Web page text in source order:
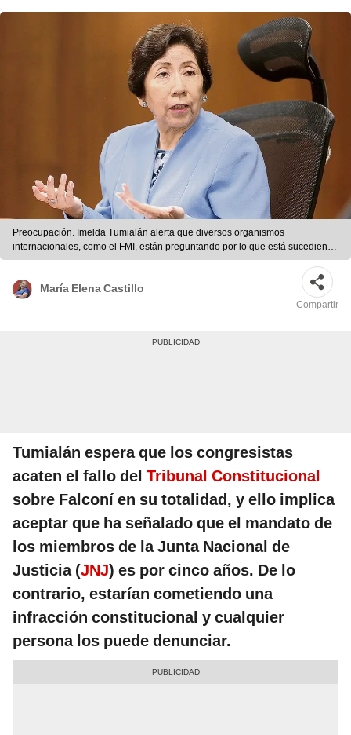
Preocupación. Imelda Tumialán alerta que diversos organismos
internacionales, como el FMI, están preguntando por lo que está sucediendo
con la JNJ. Foto: difusión
María Elena Castillo
Compartir
Tumialán espera que los congresistas
acaten el fallo del Tribunal Constitucional
sobre Falconí en su totalidad, y ello implica
aceptar que ha señalado que el mandato de
los miembros de la Junta Nacional de
Justicia (JNJ) es por cinco años. De lo
contrario, estarían cometiendo una
infracción constitucional y cualquier
persona los puede denunciar.